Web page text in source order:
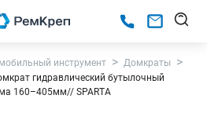
инструмент
Домкраты
гидравлический бутылочный
160–405мм// SPARTA